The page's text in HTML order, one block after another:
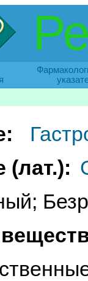
(лат.):